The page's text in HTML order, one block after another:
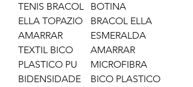
TENIS BRACOL
ELLA TOPAZIO
AMARRAR
TEXTIL BICO
PLASTICO PU
BIDENSIDADE
BOTINA
BRACOL ELLA
ESMERALDA
AMARRAR
MICROFIBRA
BICO PLASTICO